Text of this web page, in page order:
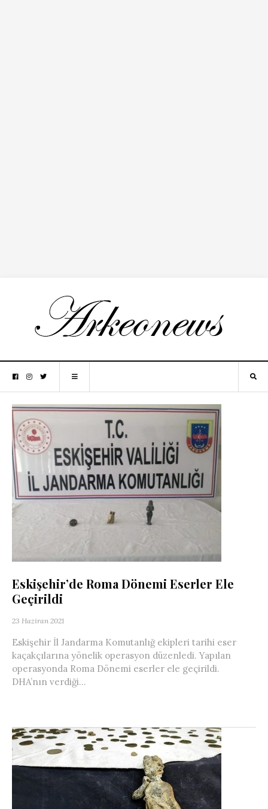
Eskişehir’de Roma Dönemi Eserler Ele
Geçirildi
23 Haziran 2021
Eskişehir İl Jandarma Komutanlığ ekipleri tarihi eser
kaçakçılarına yönelik operasyon düzenledi. Yapılan
operasyonda Roma Dönemi eserler ele geçirildi.
DHA’nın verdiği...